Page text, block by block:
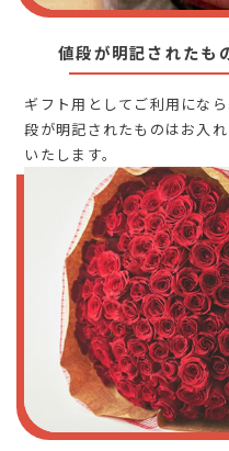
値段が明記されたも
ギフト用としてご利用にな
段が明記されたものはお入
いたします。